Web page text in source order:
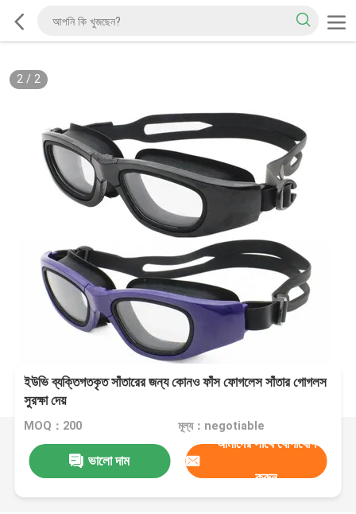
2/ 2
ইউভি ব্যক্তিগতকৃত সাঁতারের জন্য কোনও ফাঁস ফোগলেস সাঁতার গোগলস
সুরক্ষা দেয়
MOQ：200 মূল্য：negotiable
ভালো দাম
আমাদের সাথে যোগাযোগ
করুন